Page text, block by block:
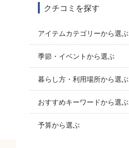
クチコミを探す
アイテムカテゴリーから選ぶ
季節・イベントから選ぶ
暮らし方・利用場所から選ぶ
おすすめキーワードから選ぶ
予算から選ぶ